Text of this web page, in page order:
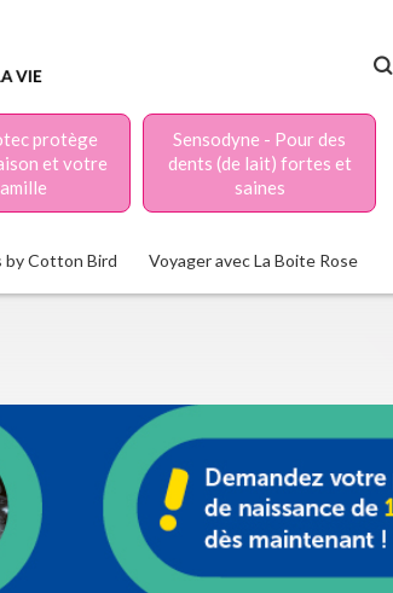
protège
et votre
Sensodyne - Pour des
dents (de lait) fortes et
saines
by Cotton Bird Voyager avec La Boite Rose